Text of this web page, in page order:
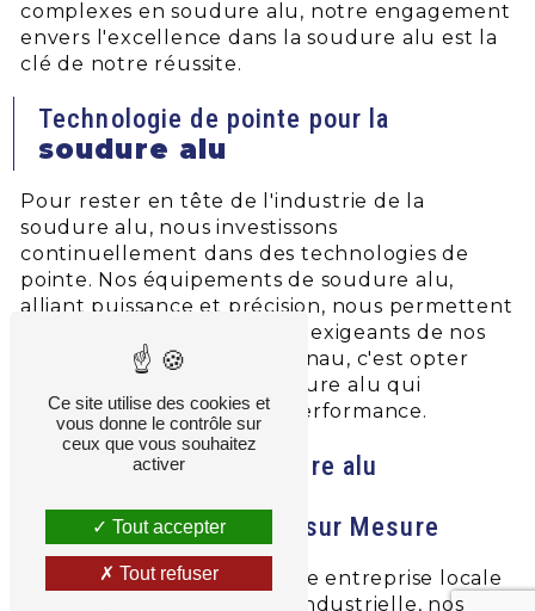
complexes en soudure alu, notre engagement
envers l'excellence dans la soudure alu est la
clé de notre réussite.
Technologie de pointe pour la
soudure alu
Pour rester en tête de l'industrie de la
soudure alu, nous investissons
continuellement dans des technologies de
pointe. Nos équipements de soudure alu,
alliant puissance et précision, nous permettent
de relever les défis les plus exigeants de nos
clients. Opter pour SEE Vignau, c'est opter
pour des solutions de soudure alu qui
dépassent les normes de performance.
Nos services en soudure alu
Solutions soudure alu sur Mesure
Que vous dirigiez une petite entreprise locale
ou une grande entreprise industrielle, nos
Ce site utilise des cookies et
vous donne le contrôle sur
ceux que vous souhaitez
activer
Tout accepter
Tout refuser